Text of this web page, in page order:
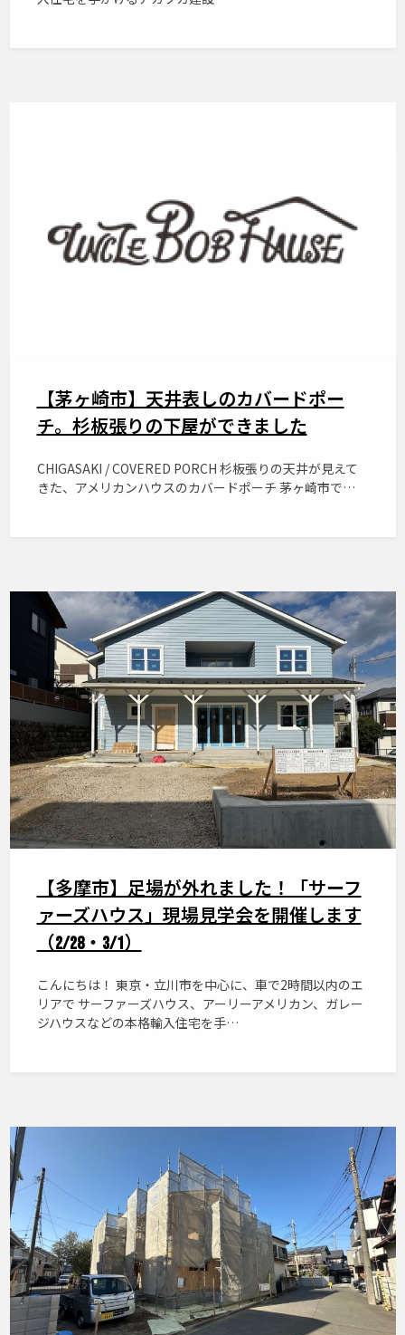
【茅ヶ崎市】天井表しのカバードポー
チ。杉板張りの下屋ができました
CHIGASAKI / COVERED PORCH 杉板張りの天井が見えて
きた、アメリカンハウスのカバードポーチ 茅ヶ崎市で…
【多摩市】足場が外れました！「サーフ
ァーズハウス」現場見学会を開催します
（2/28・3/1）
こんにちは！ 東京・立川市を中心に、車で2時間以内のエ
リアで サーファーズハウス、アーリーアメリカン、ガレー
ジハウスなどの本格輸入住宅を手…